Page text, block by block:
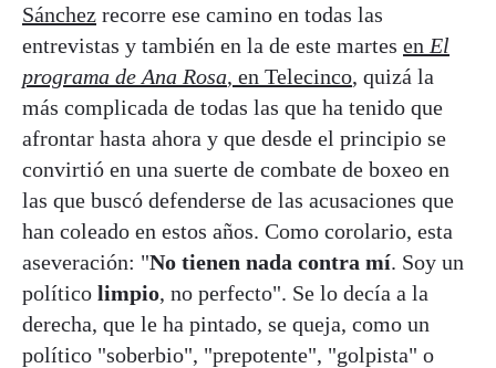
Sánchez recorre ese camino en todas las
entrevistas y también en la de este martes en El
programa de Ana Rosa, en Telecinco, quizá la
más complicada de todas las que ha tenido que
afrontar hasta ahora y que desde el principio se
convirtió en una suerte de combate de boxeo en
las que buscó defenderse de las acusaciones que
han coleado en estos años. Como corolario, esta
aseveración: "No tienen nada contra mí. Soy un
político limpio, no perfecto". Se lo decía a la
derecha, que le ha pintado, se queja, como un
político "soberbio", "prepotente", "golpista" o